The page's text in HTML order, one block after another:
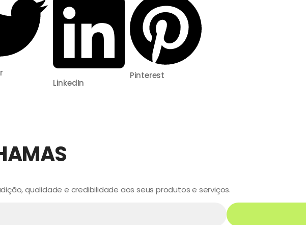
LinkedIn
Pinterest
qualidade e credibilidade aos seus produtos e serviços.